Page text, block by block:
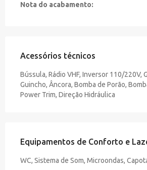
Nota do acabamento:
Acessórios técnicos
Bússula, Rádio VHF, Inversor 110/220V,
Guincho, Âncora, Bomba de Porão,
Power Trim, Direção Hidráulica
Equipamentos de Conforto e
WC, Sistema de Som, Microondas,